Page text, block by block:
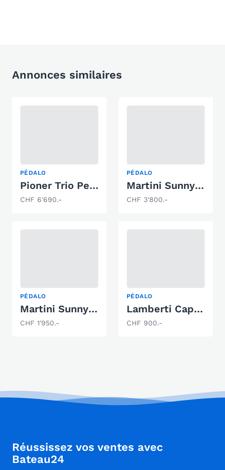
Annonces similaires
PÉDALO
Pioner Trio Pedalo
CHF 6'690.-
PÉDALO
Martini Sunny Time S
CHF 3'800.-
PÉDALO
Martini Sunny time
CHF 1'950.-
PÉDALO
Lamberti Capri Sol
CHF 900.-
Réussissez vos ventes avec
Bateau24